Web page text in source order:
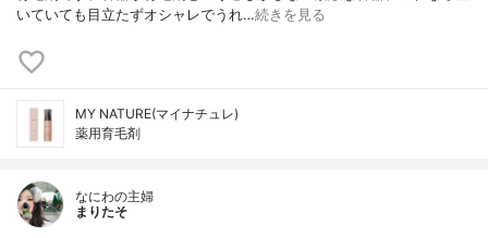
いていても目立たずオシャレでうれ…続きを見る
MY NATURE(マイナチュレ)
薬用育毛剤
なにわの主婦
まりたそ